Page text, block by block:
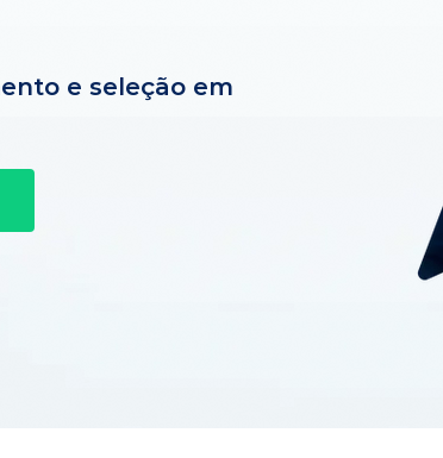
e seleção em